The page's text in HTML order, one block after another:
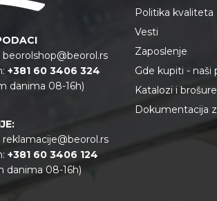
beorolshop@beorol.rs
+381 60 3406 324
danima 08-16h)
reklamacije@beorol.rs
+381 60 3406 124
danima 08-16h)
Politika
Vesti
Zaposlenje
Gde kupiti - naši
Katalozi i brošure
Dokumentacija